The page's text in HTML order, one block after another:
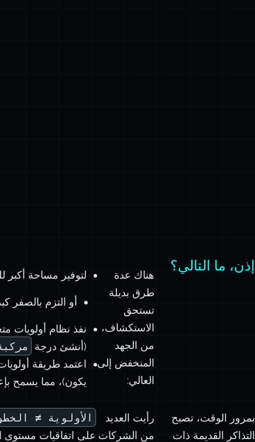
إذن، ما التالي؟
هناك عدة
طرق بديلة
تستحق
الاستكشاف،
من الجهد
المنخفض إلى
العالي:
لتوفير مساحة أكبر للحركة، اختر
أو التزم بالصفر
نفذ نظام أولويات
(أنشئ درجة
اعتمد طريقة
يكون)، مما يسمح
بمرور الوقت، تصبح
التذاكر القديمة ذات
رأيت العديد
من الشركات
الأولوية ≠
على اتفاقيات مستوى